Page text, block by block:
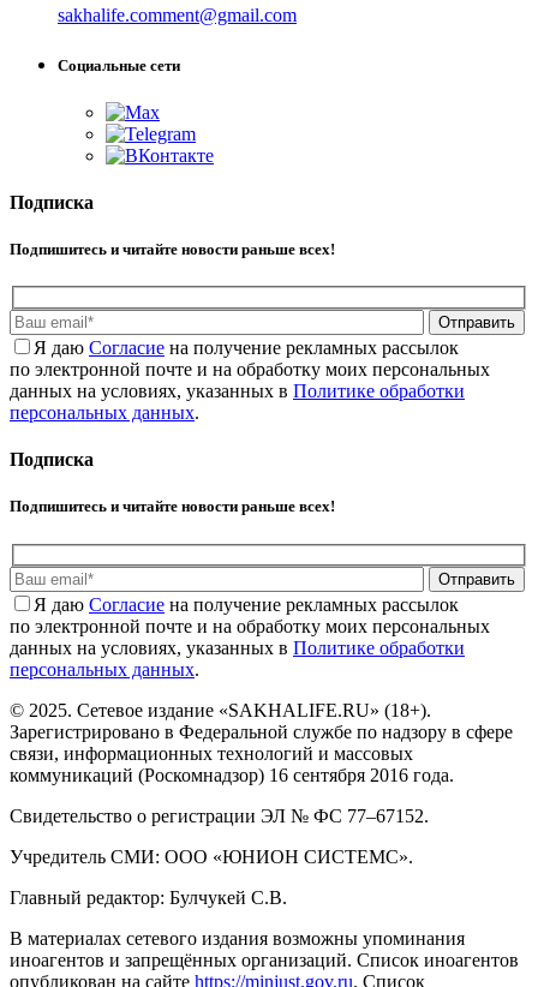
sakhalife.comment@gmail.com
Социальные сети
Подписка
Подпишитесь и читайте новости раньше всех!
Отправить
Я даю Cогласие на получение рекламных рассылок
по электронной почте и на обработку моих персональных
данных на условиях, указанных в Политике обработки
персональных данных.
Подписка
Подпишитесь и читайте новости раньше всех!
Отправить
Я даю Cогласие на получение рекламных рассылок
по электронной почте и на обработку моих персональных
данных на условиях, указанных в Политике обработки
персональных данных.
© 2025. Сетевое издание «SAKHALIFE.RU» (18+).
Зарегистрировано в Федеральной службе по надзору в сфере
связи, информационных технологий и массовых
коммуникаций (Роскомнадзор) 16 сентября 2016 года.
Свидетельство о регистрации ЭЛ № ФС 77–67152.
Учредитель СМИ: ООО «ЮНИОН СИСТЕМС».
Главный редактор: Булчукей С.В.
В материалах сетевого издания возможны упоминания
иноагентов и запрещённых организаций. Список иноагентов
опубликован на сайте https://minjust.gov.ru. Список